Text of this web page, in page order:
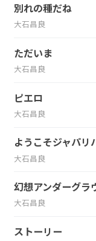
別れの種だね
大石昌良
ただいま
大石昌良
ピエロ
大石昌良
ようこそジャパ
大石昌良
幻想アンダーグラ
大石昌良
ストーリー